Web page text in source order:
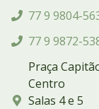
77 9 9804-
77 9 9872-
Praça
Centro
Salas 4 e 5